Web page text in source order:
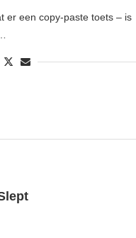
er een copy-paste toets – is